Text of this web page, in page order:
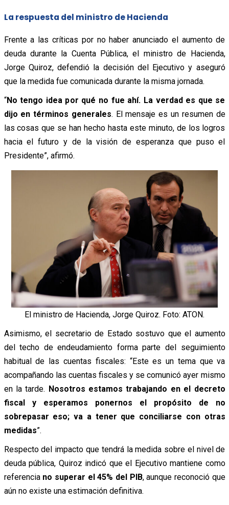
La respuesta del ministro de Hacienda
Frente a las críticas por no haber anunciado el aumento de
deuda durante la Cuenta Pública, el ministro de Hacienda,
Jorge Quiroz, defendió la decisión del Ejecutivo y aseguró
que la medida fue comunicada durante la misma jornada.
“No tengo idea por qué no fue ahí. La verdad es que se
dijo en términos generales. El mensaje es un resumen de
las cosas que se han hecho hasta este minuto, de los logros
hacia el futuro y de la visión de esperanza que puso el
Presidente”, afirmó.
El ministro de Hacienda, Jorge Quiroz. Foto: ATON.
Asimismo, el secretario de Estado sostuvo que el aumento
del techo de endeudamiento forma parte del seguimiento
habitual de las cuentas fiscales: “Este es un tema que va
acompañando las cuentas fiscales y se comunicó ayer mismo
en la tarde. Nosotros estamos trabajando en el decreto
fiscal y esperamos ponernos el propósito de no
sobrepasar eso; va a tener que conciliarse con otras
medidas”.
Respecto del impacto que tendrá la medida sobre el nivel de
deuda pública, Quiroz indicó que el Ejecutivo mantiene como
referencia no superar el 45% del PIB, aunque reconoció que
aún no existe una estimación definitiva.